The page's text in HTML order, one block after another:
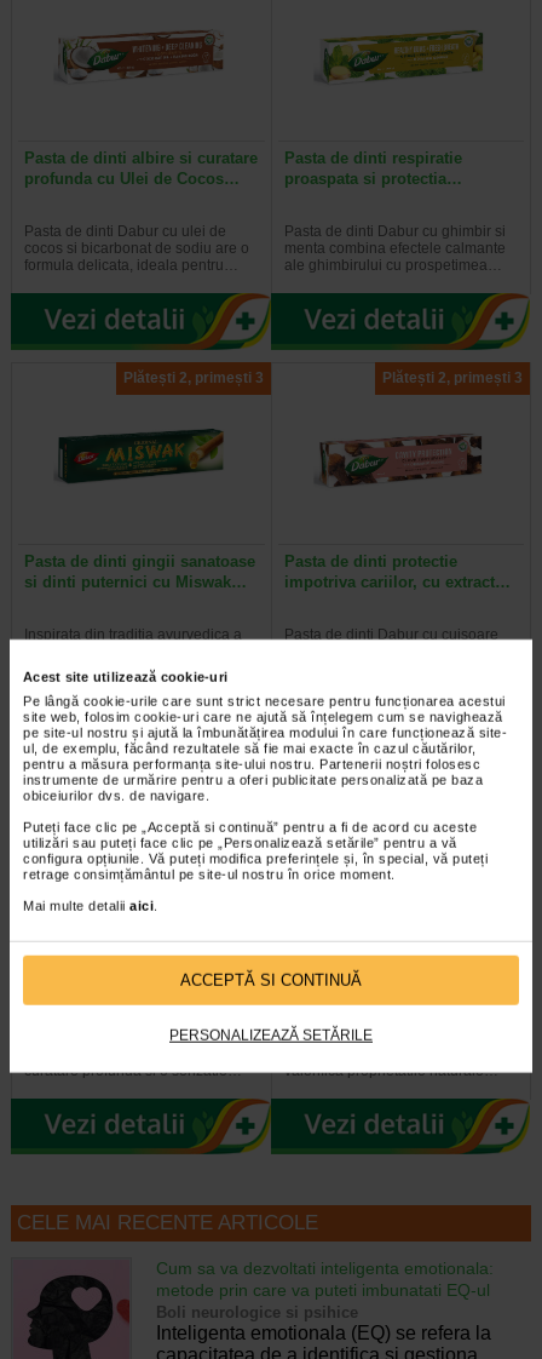
Acest site utilizează cookie-uri
Pe lângă cookie-urile care sunt strict necesare pentru funcționarea acestui
site web, folosim cookie-uri care ne ajută să înțelegem cum se navighează
pe site-ul nostru și ajută la îmbunătățirea modului în care funcționează site-
ul, de exemplu, făcând rezultatele să fie mai exacte în cazul căutărilor,
pentru a măsura performanța site-ului nostru. Partenerii noștri folosesc
instrumente de urmărire pentru a oferi publicitate personalizată pe baza
obiceiurilor dvs. de navigare.
Puteți face clic pe „Acceptă si continuă” pentru a fi de acord cu aceste
utilizări sau puteți face clic pe „Personalizează setările” pentru a vă
configura opțiunile. Vă puteți modifica preferințele și, în special, vă puteți
retrage consimțământul pe site-ul nostru în orice moment.
Mai multe detalii aici.
ACCEPTĂ SI CONTINUĂ
PERSONALIZEAZĂ SETĂRILE
Pasta de dinti albire si curatare
profunda cu Ulei de Cocos…
Pasta de dinti Dabur cu ulei de
cocos si bicarbonat de sodiu are o
formula delicata, ideala pentru…
Pasta de dinti respiratie
proaspata si protectia…
Pasta de dinti Dabur cu ghimbir si
menta combina efectele calmante
ale ghimbirului cu prospetimea…
Plătești 2, primești 3
Pasta de dinti gingii sanatoase
si dinti puternici cu Miswak…
Inspirata din traditia ayurvedica a
aceasta pasta de dinti ofera…
Plătești 2, primești 3
Pasta de dinti protectie
impotriva cariilor, cu extract…
Pasta de dinti Dabur cu cuisoare
Plătești 2, primești 3
Pasta de dinti albire cu
Carbune Activ, fara fluor, 100…
Pasta de dinti Dabur cu carbune
curatare profunda si o senzatie…
Plătești 2, primești 3
antibacterian cu Neem, fara…
Pasta de dinti Dabur cu Neem este
valorifica proprietatile naturale…
CELE MAI RECENTE ARTICOLE
Cum sa va dezvoltati inteligenta emotionala:
metode prin care va puteti imbunatati EQ-ul
Boli neurologice si psihice
Inteligenta emotionala (EQ) se refera la
capacitatea de a identifica si gestiona